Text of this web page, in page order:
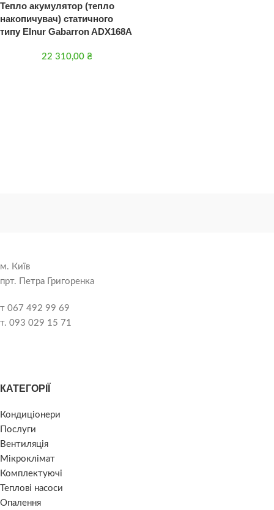
Тепло акумулятор (тепло
накопичувач) статичного
типу Elnur Gabarron ADX168A
22 310,00 ₴
м. Київ
прт. Петра Григоренка
т 067 492 99 69
т. 093 029 15 71
КАТЕГОРІЇ
Кондиціонери
Послуги
Вентиляція
Мікроклімат
Комплектуючі
Теплові насоси
Опалення